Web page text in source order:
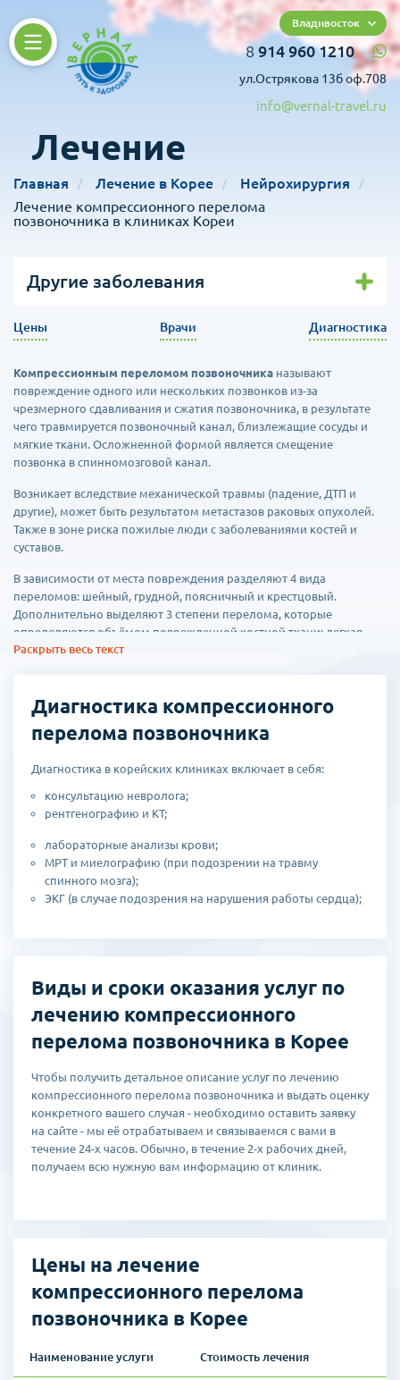
Владивосток
8 914 960 1210
ул.Острякова 13б оф.708
info@vernal-travel.ru
Лечение
Главная Лечение в Корее
Нейрохирургия
Лечение компрессионного перелома
позвоночника в клиниках Кореи
Другие заболевания
Цены Врачи Диагностика
Компрессионным переломом позвоночника называют
повреждение одного или нескольких позвонков из-за
чрезмерного сдавливания и сжатия позвоночника, в результате
чего травмируется позвоночный канал, близлежащие сосуды и
мягкие ткани. Осложненной формой является смещение
позвонка в спинномозговой канал.
Возникает вследствие механической травмы (падение, ДТП и
другие), может быть результатом метастазов раковых опухолей.
Также в зоне риска пожилые люди с заболеваниями костей и
суставов.
В зависимости от места повреждения разделяют 4 вида
переломов: шейный, грудной, поясничный и крестцовый.
Дополнительно выделяют 3 степени перелома, которые
определяются объёмом поврежденной костной ткани: легкая,
средняя, тяжелая.
наличии следующих признаков:
боль, нарастающая при надавливании;
ограниченность движений;
затрудненность дыхания;
слабость и онемение конечностей
кашле.
Отсутствие лечения при компрессионном переломе может
повлечь образование протрузий и грыж, повреждение других
диагностическому оборудованию, своей высокой квалификации
травмы, что позволяет продумать план лечения. Зачастую он
включает в себя комплексный подход.
В неосложненных случаях обычно назначается физиотерапия,
ЛФК, массаж, мануальная терапия, фиксация позвоночника
ортопедическими приспособлениями.
обезболивающих и противовоспалительных препаратов. В
случае остеопороза как первопричины заболевания пациенту
витаминотерапия, бисфосфонаты, сбалансированное питание.
В осложненных случаях лечение предполагает один из видов
хирургического вмешательства:
вертебропластика;
Раскрыть весь текст
Диагностика компрессионного
перелома позвоночника
Диагностика в корейских клиниках включает в себя:
консультацию невролога;
рентгенографию и КТ;
лабораторные анализы крови;
МРТ и миелографию (при подозрении на травму
спинного мозга);
ЭКГ (в случае подозрения на нарушения работы сердца);
Виды и сроки оказания услуг по
лечению компрессионного
перелома позвоночника в Корее
Чтобы получить детальное описание услуг по лечению
компрессионного перелома позвоночника и выдать оценку
конкретного вашего случая - необходимо оставить заявку
на сайте - мы её отрабатываем и связываемся с вами в
течение 24-х часов. Обычно, в течение 2-х рабочих дней,
получаем всю нужную вам информацию от клиник.
Цены на лечение
компрессионного перелома
позвоночника в Корее
Наименование услуги Стоимость лечения